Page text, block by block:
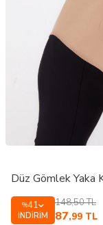
Düz Gömlek Yaka
%41
İNDIRIM
148,50TL
87,99 TL